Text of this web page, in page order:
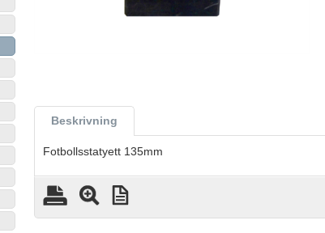
Beskrivning
Fotbollsstatyett 135mm